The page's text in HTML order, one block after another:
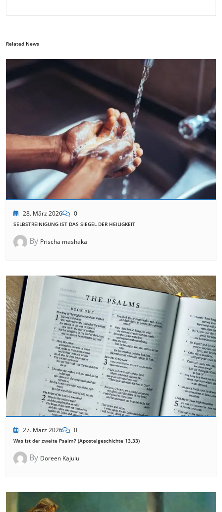
Related News
28. März 2026 0
SELBSTREINIGUNG IST DAS SIEGEL DER HEILIGKEIT
By Prischa mashaka
27. März 2026 0
Was ist der zweite Psalm? (Apostelgeschichte 13,33)
By Doreen Kajulu